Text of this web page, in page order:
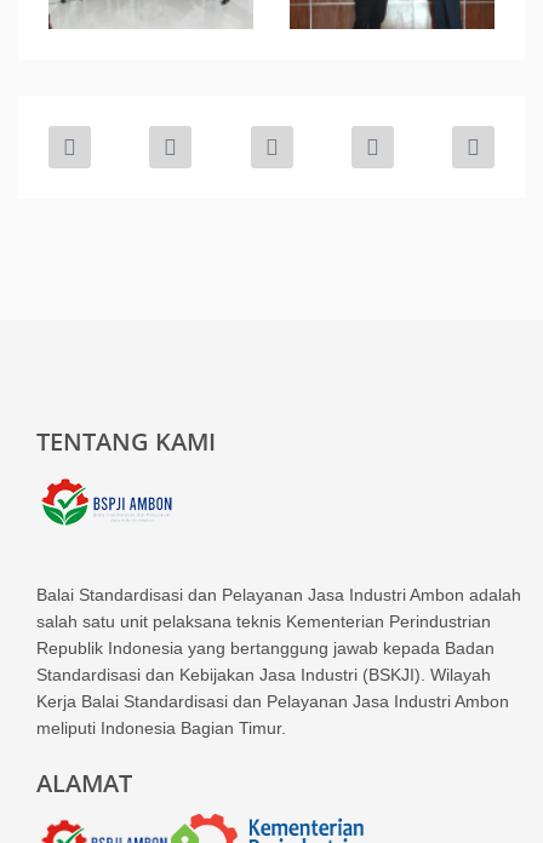
TENTANG KAMI
Balai Standardisasi dan Pelayanan Jasa Industri Ambon adalah
salah satu unit pelaksana teknis Kementerian Perindustrian
Republik Indonesia yang bertanggung jawab kepada Badan
Standardisasi dan Kebijakan Jasa Industri (BSKJI). Wilayah
Kerja Balai Standardisasi dan Pelayanan Jasa Industri Ambon
meliputi Indonesia Bagian Timur.
ALAMAT